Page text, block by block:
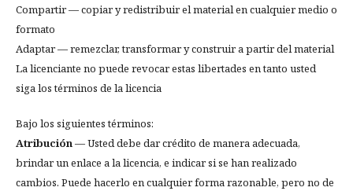
Compartir — copiar y redistribuir el material en cualquier medio o
formato
Adaptar — remezclar, transformar y construir a partir del material
La licenciante no puede revocar estas libertades en tanto usted
siga los términos de la licencia
Bajo los siguientes términos:
Atribución— Usted debe dar crédito de manera adecuada,
brindar un enlace a la licencia, e indicar si se han realizado
cambios. Puede hacerlo en cualquier forma razonable, pero no de